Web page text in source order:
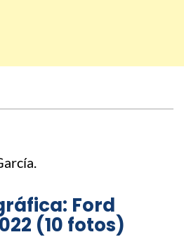
Ford
(10 fotos)